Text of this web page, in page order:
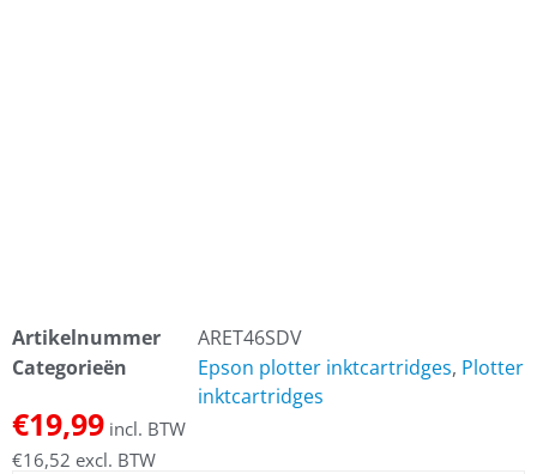
Artikelnummer
ARET46SDV
Categorieën
Epson plotter inktcartridges, Plotter
inktcartridges
€19,99 incl. BTW
€16,52 excl. BTW